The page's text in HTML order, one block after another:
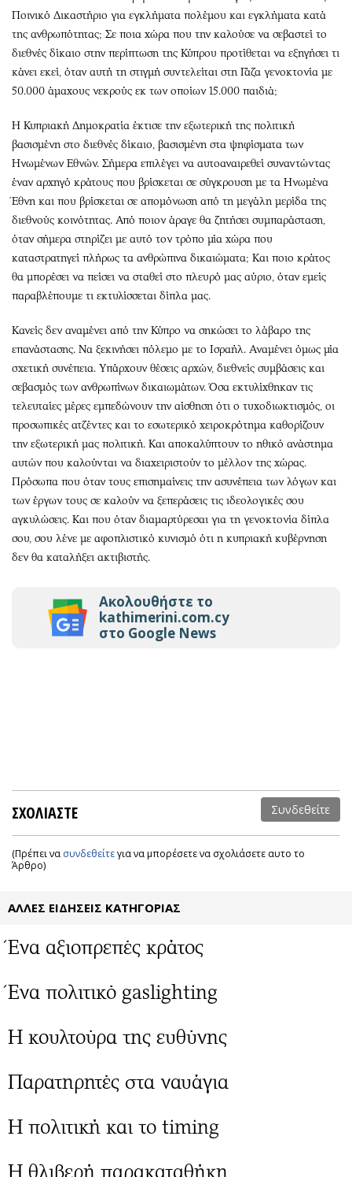
Ποινικό Δικαστήριο για εγκλήματα πολέμου και εγκλήματα κατά
της ανθρωπότητας; Σε ποια χώρα που την καλούσε να σεβαστεί το
διεθνές δίκαιο στην περίπτωση της Κύπρου προτίθεται να εξηγήσει τι
κάνει εκεί, όταν αυτή τη στιγμή συντελείται στη Γάζα γενοκτονία με
50.000 άμαχους νεκρούς εκ των οποίων 15.000 παιδιά;
Η Κυπριακή Δημοκρατία έκτισε την εξωτερική της πολιτική
βασισμένη στο διεθνές δίκαιο, βασισμένη στα ψηφίσματα των
Ηνωμένων Εθνών. Σήμερα επιλέγει να αυτοαναιρεθεί συναντώντας
έναν αρχηγό κράτους που βρίσκεται σε σύγκρουση με τα Ηνωμένα
Έθνη και που βρίσκεται σε απομόνωση από τη μεγάλη μερίδα της
διεθνούς κοινότητας. Από ποιον άραγε θα ζητήσει συμπαράσταση,
όταν σήμερα στηρίζει με αυτό τον τρόπο μία χώρα που
καταστρατηγεί πλήρως τα ανθρώπινα δικαιώματα; Και ποιο κράτος
θα μπορέσει να πείσει να σταθεί στο πλευρό μας αύριο, όταν εμείς
παραβλέπουμε τι εκτυλίσσεται δίπλα μας.
Κανείς δεν αναμένει από την Κύπρο να σηκώσει το λάβαρο της
επανάστασης. Να ξεκινήσει πόλεμο με το Ισραήλ. Αναμένει όμως μία
σχετική συνέπεια. Υπάρχουν θέσεις αρχών, διεθνείς συμβάσεις και
σεβασμός των ανθρωπίνων δικαιωμάτων. Όσα εκτυλίχθηκαν τις
τελευταίες μέρες εμπεδώνουν την αίσθηση ότι ο τυχοδιωκτισμός, οι
προσωπικές ατζέντες και το εσωτερικό χειροκρότημα καθορίζουν
την εξωτερική μας πολιτική. Και αποκαλύπτουν το ηθικό ανάστημα
αυτών που καλούνται να διαχειριστούν το μέλλον της χώρας.
Πρόσωπα που όταν τους επισημαίνεις την ασυνέπεια των λόγων και
των έργων τους σε καλούν να ξεπεράσεις τις ιδεολογικές σου
αγκυλώσεις. Και που όταν διαμαρτύρεσαι για τη γενοκτονία δίπλα
σου, σου λένε με αφοπλιστικό κυνισμό ότι η κυπριακή κυβέρνηση
δεν θα καταλήξει ακτιβιστής.
Ακολουθήστε το
kathimerini.com.cy
στο Google News
ΣΧΟΛΙΑΣΤΕ Συνδεθείτε
(Πρέπει να συνδεθείτεγια να μπορέσετε να σχολιάσετε αυτο το
Άρθρο)
ΑΛΛΕΣ ΕΙΔΗΣΕΙΣ ΚΑΤΗΓΟΡΙΑΣ
Ένα αξιοπρεπές κράτος
Ένα πολιτικό gaslighting
Η κουλτούρα της ευθύνης
Παρατηρητές στα ναυάγια
Η πολιτική και το timing
Η θλιβερή παρακαταθήκη